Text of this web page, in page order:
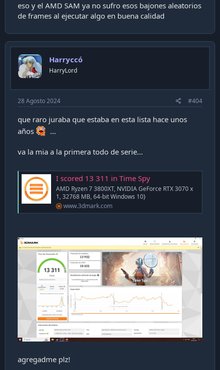
eso y el AMD SAM ya no sufro esos bajones aleatorios
de frames al ejecutar algo en buena calidad
Harryccó
HarryLord
28 Agosto 2024 #404
que raro juraba que estaba en esta lista hace unos
años
...
va la mia a la primera todo de serie...
I scored 13 311 in Time Spy
AMD Ryzen 7 3800XT, NVIDIA GeForce RTX 3070 x
1, 32768 MB, 64-bit Windows 10}
www.3dmark.com
agregadme plz!